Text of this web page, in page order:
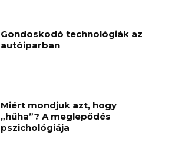
Gondoskodó technológiák az
autóiparban
Miért mondjuk azt, hogy
„hűha”? A meglepődés
pszichológiája